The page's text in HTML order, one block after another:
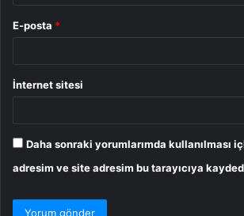
E-posta *
İnternet sitesi
Daha sonraki yorumlarımda kullanılması
adresim ve site adresim bu tarayıcıya